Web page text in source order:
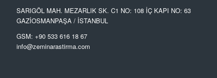
SARIGÖL MAH. MEZARLIK SK. C1 NO: 108 İÇ KAPI NO: 63
GAZİOSMANPAŞA / İSTANBUL
GSM: +90 533 616 18 67
info@zeminarastirma.com